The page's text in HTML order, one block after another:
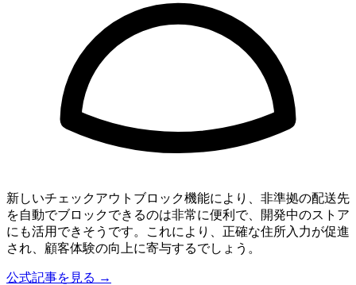
新しいチェックアウトブロック機能により、非準拠の配送先
を自動でブロックできるのは非常に便利で、開発中のストア
にも活用できそうです。これにより、正確な住所入力が促進
され、顧客体験の向上に寄与するでしょう。
公式記事を見る →